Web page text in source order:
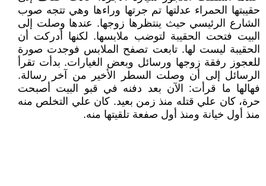
حقيبتها الحمراء عدلتها تم جرتها وراءها وهي تتجه صوب
الشارع الرئيسي حيث ينتظرها زوجها. عندها وصلت إلى
البيت فتحت الحقيبة لتوضب ملابسها. لكنها أدركت أن
الحقيبة ليست لها. تابعت تصفح الملابس فوجدت صورة
للعجوز رفقة زوجها ورسائل وبعض الغيارات. بدأت تقرأ
الرسائل إلى أن وصلت السطر الأخير من آخر رسالة.
فهالها ما قرأت: الآن بعد دفنه في قبو البيت أصبحت
حرة، كان علي قتله منذ زمن بعيد. كان علي التخلص منه
منذ أول خيانة ومنذ أول صفعة تلقيتها منه.